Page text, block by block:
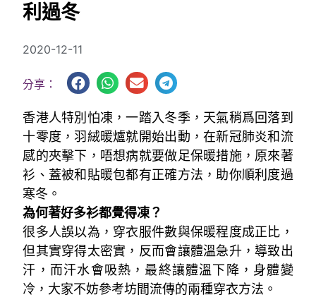
利過冬
2020-12-11
分享：
香港人特別怕凍，一踏入冬季，天氣稍爲回落到
十零度，羽絨暖爐就開始出動，在新冠肺炎和流
感的夾擊下，唔想病就要做足保暖措施，原來著
衫、蓋被和貼暖包都有正確方法，助你順利度過
寒冬。
為何著好多衫都覺得凍？
很多人誤以為，穿衣服件數與保暖程度成正比，
但其實穿得太密實，反而會讓體溫急升，導致出
汗，而汗水會吸熱，最終讓體溫下降，身體變
冷，大家不妨參考坊間流傳的兩種穿衣方法。